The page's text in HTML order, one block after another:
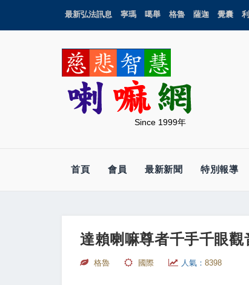
最新弘法訊息 寧瑪 噶舉 格魯 薩迦 覺囊
Since 1999年
首頁 會員 最新新聞 特別報導
達賴喇嘛尊者千手千眼
格魯 國際 人氣： 8398